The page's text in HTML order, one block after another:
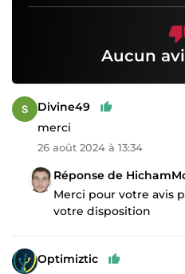
Aucun
Divine49
merci
26 août 2024 à 13:34
Réponse de
Merci pour votre avis
votre disposition
Optimiztic